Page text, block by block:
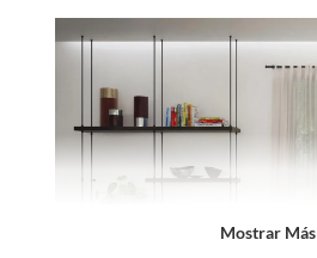
Mostrar Más